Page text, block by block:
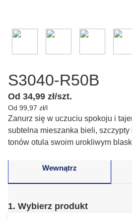
S3040-R50B
Od 34,99 zł/szt.
Od 99,97 zł/l
Zanurz się w uczuciu spokoju i
subtelna mieszanka bieli,
tonów otula swoim urokliwym
Wewnątrz
1. Wybierz produkt